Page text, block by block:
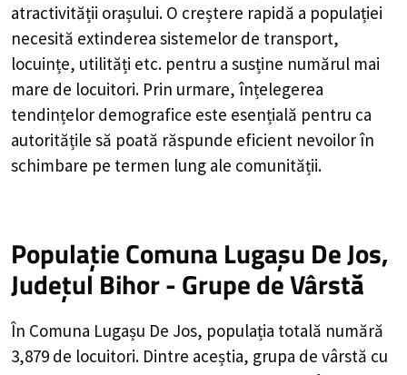
atractivității orașului. O creștere rapidă a populației
necesită extinderea sistemelor de transport,
locuințe, utilități etc. pentru a susține numărul mai
mare de locuitori. Prin urmare, înțelegerea
tendințelor demografice este esențială pentru ca
autoritățile să poată răspunde eficient nevoilor în
schimbare pe termen lung ale comunității.
Populație Comuna Lugașu De Jos,
Județul Bihor - Grupe de Vârstă
În Comuna Lugașu De Jos, populația totală numără
3,879 de locuitori. Dintre aceștia, grupa de vârstă cu